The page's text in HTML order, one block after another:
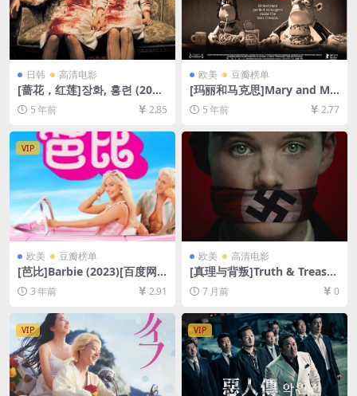
日韩 高清电影
[蔷花，红莲]장화, 홍련 (200
3)完整版[百度网盘+迅雷云盘
资源1080P超清未删减][MP4/
5 年前 2.85
欧美 豆瓣榜单
[玛丽和马克思]Mary and Ma
x (2009)[百度网盘+迅雷云盘
资源1080P超清未删减][MP4/
5 年前 2.77
VIP
欧美 豆瓣榜单
[芭比]Barbie (2023)[百度网
盘+夸克网盘1080P超清未删
减资源][网盘在线播放/下载]
[MP4/7.2GB][中英字幕]
3 年前 2.91
欧美 高清电影
[真理与背叛]Truth & Treaso
n (2025)[百度网盘+夸克网盘1
080P超清未删减资源][网盘在
线播放/下载][MP4/5GB][中文
字幕]
7 月前 0
VIP VIP